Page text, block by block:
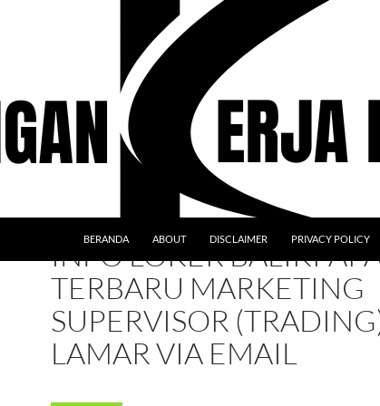
BERANDA ABOUT DISCLAIMER PRIVACY POLICY
INFO LOKER
TERBARU MARKETING
SUPERVISOR
LAMAR VIA EMAIL